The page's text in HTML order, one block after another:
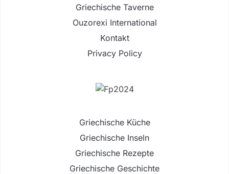
Griechische Taverne
Ouzorexi International
Kontakt
Privacy Policy
Griechische Küche
Griechische Inseln
Griechische Rezepte
Griechische Geschichte